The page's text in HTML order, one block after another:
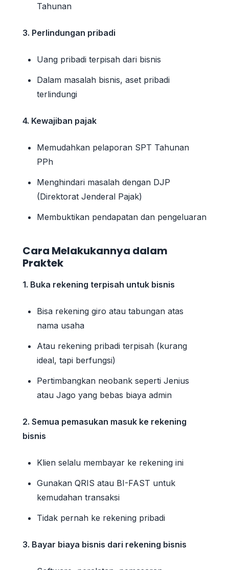
Tahunan
3. Perlindungan pribadi
Uang pribadi terpisah dari bisnis
Dalam masalah bisnis, aset pribadi
terlindungi
4. Kewajiban pajak
Memudahkan pelaporan SPT Tahunan
PPh
Menghindari masalah dengan DJP
(Direktorat Jenderal Pajak)
Membuktikan pendapatan dan pengeluaran
Cara Melakukannya dalam
Praktek
1. Buka rekening terpisah untuk bisnis
Bisa rekening giro atau tabungan atas
nama usaha
Atau rekening pribadi terpisah (kurang
ideal, tapi berfungsi)
Pertimbangkan neobank seperti Jenius
atau Jago yang bebas biaya admin
2. Semua pemasukan masuk ke rekening
bisnis
Klien selalu membayar ke rekening ini
Gunakan QRIS atau BI-FAST untuk
kemudahan transaksi
Tidak pernah ke rekening pribadi
3. Bayar biaya bisnis dari rekening bisnis